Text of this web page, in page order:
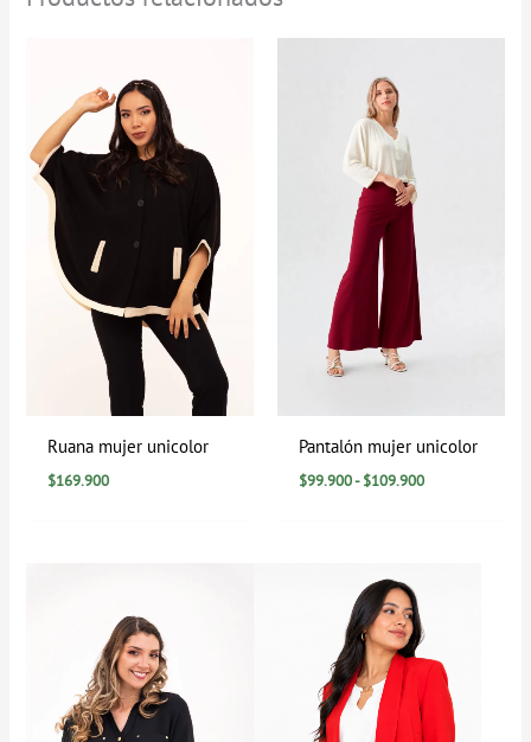
Ruana mujer unicolor
$169.900
Pantalón mujer unicolor
$99.900- $109.900